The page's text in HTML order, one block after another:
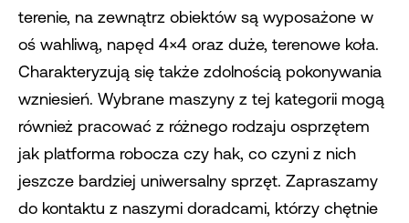
terenie, na zewnątrz obiektów są wyposażone w
oś wahliwą, napęd 4×4 oraz duże, terenowe koła.
Charakteryzują się także zdolnością pokonywania
wzniesień. Wybrane maszyny z tej kategorii mogą
również pracować z różnego rodzaju osprzętem
jak platforma robocza czy hak, co czyni z nich
jeszcze bardziej uniwersalny sprzęt. Zapraszamy
do kontaktu z naszymi doradcami, którzy chętnie